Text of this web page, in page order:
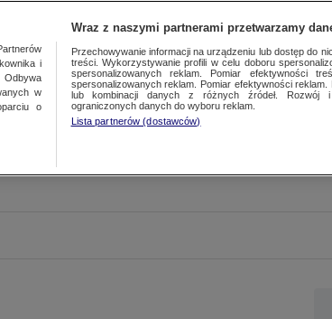
i
Odbywa
w
o
Wraz z naszymi partnerami przetwarzamy
Przechowywanie informacji na urządzeniu lub dostęp do
treści. Wykorzystywanie profili w celu doboru
spersonalizowanych reklam. Pomiar efektywności
spersonalizowanych reklam. Pomiar efektywności
lub kombinacji danych z różnych źródeł. Rozwój i
ograniczonych danych do wyboru reklam.
Lista partnerów (dostawców)